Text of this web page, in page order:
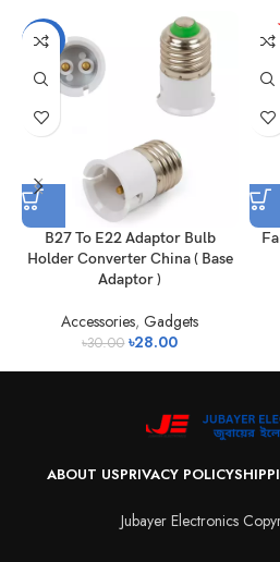
-7%
B27 To E22 Adaptor Bulb
Holder Converter China ( Base
Adaptor )
Accessories, Gadgets
৳30.00 ৳28.00
ABOUT USPRIVACY POLICY
Jubayer Electronics